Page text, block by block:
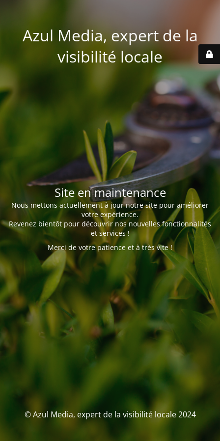
Azul Media, expert de la
visibilité locale
Site en maintenance
Nous mettons actuellement à jour notre site pour améliorer
votre expérience.
Revenez bientôt pour découvrir nos nouvelles fonctionnalités
et services !
Merci de votre patience et à très vite !
© Azul Media, expert de la visibilité locale 2024